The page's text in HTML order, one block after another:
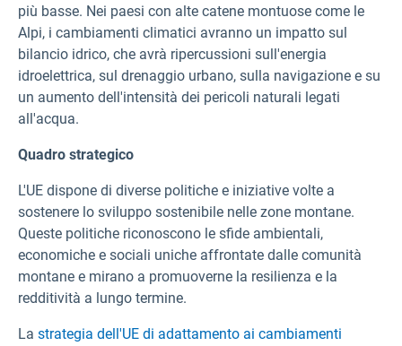
più basse. Nei paesi con alte catene montuose come le
Alpi, i cambiamenti climatici avranno un impatto sul
bilancio idrico, che avrà ripercussioni sull'energia
idroelettrica, sul drenaggio urbano, sulla navigazione e su
un aumento dell'intensità dei pericoli naturali legati
all'acqua.
Quadro strategico
L'UE dispone di diverse politiche e iniziative volte a
sostenere lo sviluppo sostenibile nelle zone montane.
Queste politiche riconoscono le sfide ambientali,
economiche e sociali uniche affrontate dalle comunità
montane e mirano a promuoverne la resilienza e la
redditività a lungo termine.
La strategia dell'UE di adattamento ai cambiamenti